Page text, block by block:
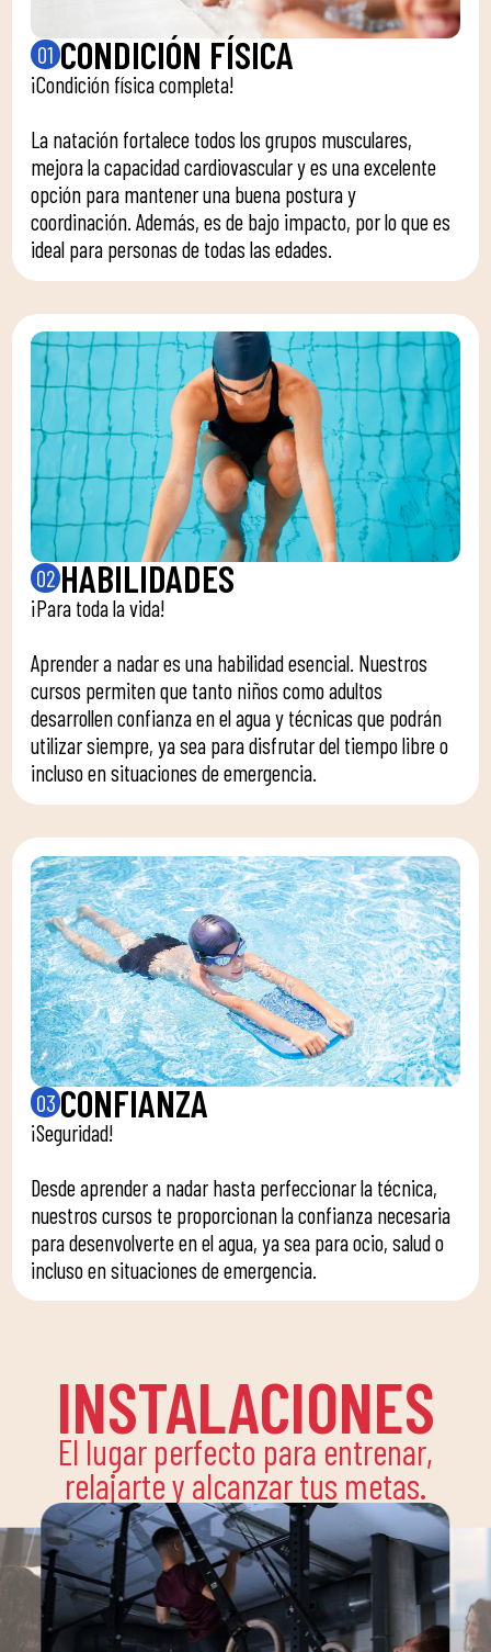
01 CONDICIÓN FÍSICA
¡Condición física completa!
La natación fortalece todos los grupos musculares,
mejora la capacidad cardiovascular y es una excelente
opción para mantener una buena postura y
coordinación. Además, es de bajo impacto, por lo que es
ideal para personas de todas las edades.
02 HABILIDADES
¡Para toda la vida!
Aprender a nadar es una habilidad esencial. Nuestros
cursos permiten que tanto niños como adultos
desarrollen confianza en el agua y técnicas que podrán
utilizar siempre, ya sea para disfrutar del tiempo libre o
incluso en situaciones de emergencia.
03 CONFIANZA
¡Seguridad!
Desde aprender a nadar hasta perfeccionar la técnica,
nuestros cursos te proporcionan la confianza necesaria
para desenvolverte en el agua, ya sea para ocio, salud o
incluso en situaciones de emergencia.
INSTALACIONES
El lugar perfecto para entrenar,
relajarte y alcanzar tus metas.